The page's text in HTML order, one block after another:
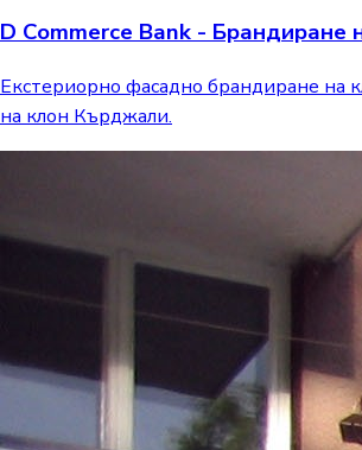
D Commerce Bank - Брандиране
Екстериорно фасадно брандиране на
на клон Кърджали.